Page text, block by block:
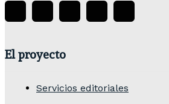
El proyecto
Servicios editoriales